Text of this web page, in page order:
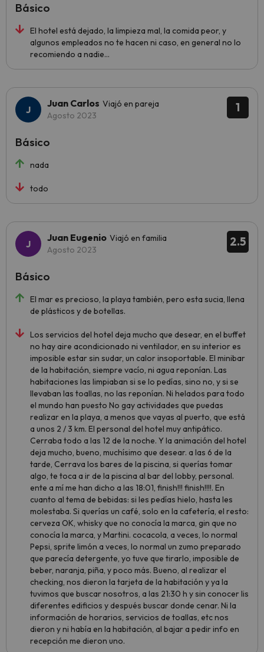
El hotel está dejado, la limpieza mal, la comida peor, y
algunos empleados no te hacen ni caso, en general no lo
recomiendo a nadie...
Básico
1
Juan Carlos Viajó en pareja
Agosto 2023
nada
todo
Básico
2.5
Juan Eugenio Viajó en familia
Agosto 2023
El mar es precioso, la playa también, pero esta sucia, llena
de plásticos y de botellas.
Los servicios del hotel deja mucho que desear, en el buffet
no hay aire acondicionado ni ventilador, en su interior es
imposible estar sin sudar, un calor insoportable. El minibar
de la habitación, siempre vacío, ni agua reponían. Las
habitaciones las limpiaban si se lo pedías, sino no, y si se
llevaban las toallas, no las reponían. Ni helados para todo
el mundo han puesto No gay actividades que puedas
realizar en la playa, a menos que vayas al puerto, que está
a unos 2 / 3 km. El personal del hotel muy antipático.
Cerraba todo a las 12 de la noche. Y la animación del hotel
deja mucho, bueno, muchísimo que desear. a las 6 de la
tarde, Cerrava los bares de la piscina, si querías tomar
algo, te toca a ir de la piscina al bar del lobby, personal.
ente a mí me han dicho a las 18:01, finish!!! finish!!!!. En
cuanto al tema de bebidas: si les pedías hielo, hasta les
molestaba. Si querías un café, solo en la cafetería, el resto:
cerveza OK, whisky que no conocía la marca, gin que no
conocía la marca, y Martini. cocacola, a veces, lo normal
Pepsi, sprite limón a veces, lo normal un zumo preparado
que parecía detergente, yo tuve que tirarlo, imposible de
beber, naranja, piña, y poco más. Bueno, al realizar el
checking, nos dieron la tarjeta de la habitación y ya la
tuvimos que buscar nosotros, a las 21:30 h y sin conocer lis
diferentes edificios y después buscar donde cenar. Ni la
información de horarios, servicios de toallas, etc nos
dieron y ni había en la habitación, al bajar a pedir info en
recepción me dieron uno.
Básico